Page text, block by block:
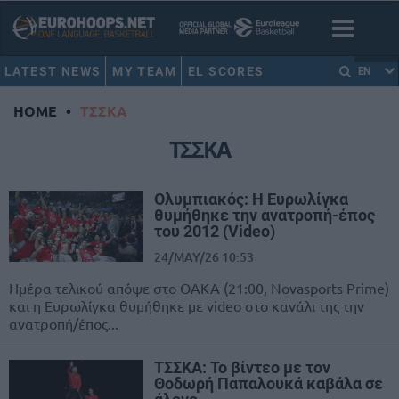
LATEST NEWS MY TEAM EL SCORES EN
HOME • ΤΣΣΚΑ
ΤΣΣΚΑ
Ολυμπιακός: Η Ευρωλίγκα
θυμήθηκε την ανατροπή-έπος
του 2012 (Video)
24/MAY/26 10:53
Ημέρα τελικού απόψε στο ΟΑΚΑ (21:00, Novasports Prime)
και η Ευρωλίγκα θυμήθηκε με video στο κανάλι της την
ανατροπή/έπος...
ΤΣΣΚΑ: Το βίντεο με τον
Θοδωρή Παπαλουκά καβάλα σε